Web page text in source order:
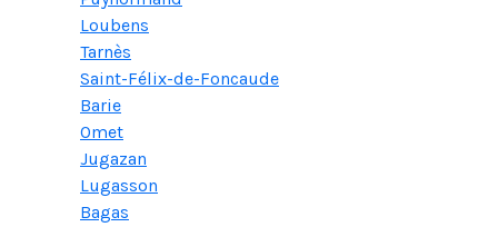
Loubens
Tarnès
Saint-Félix-de-Foncaude
Barie
Omet
Jugazan
Lugasson
Bagas